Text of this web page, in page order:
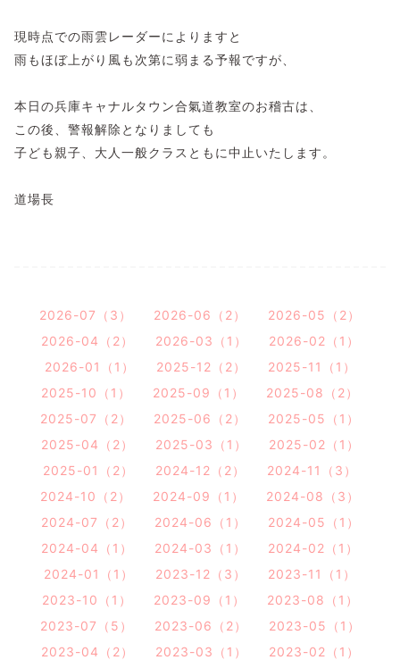
現時点での雨雲レーダーによりますと
雨もほぼ上がり風も次第に弱まる予報ですが、
本日の兵庫キャナルタウン合氣道教室のお稽古は、
この後、警報解除となりましても
子ども親子、大人一般クラスともに中止いたします。
道場長
2026-07（3） 2026-06（2）
2026-05（2）
2026-04（2）
2026-03（1）
2026-02（1）
2026-01（1）
2025-12（2）
2025-11（1）
2025-10（1）
2025-09（1）
2025-08（2）
2025-07（2）
2025-06（2）
2025-05（1）
2025-04（2）
2025-03（1）
2025-02（1）
2025-01（2）
2024-12（2）
2024-11（3）
2024-10（2）
2024-09（1）
2024-08（3）
2024-07（2）
2024-06（1）
2024-05（1）
2024-04（1）
2024-03（1）
2024-02（1）
2024-01（1）
2023-12（3）
2023-11（1）
2023-10（1）
2023-09（1）
2023-08（1）
2023-07（5）
2023-06（2）
2023-05（1）
2023-04（2）
2023-03（1）
2023-02（1）